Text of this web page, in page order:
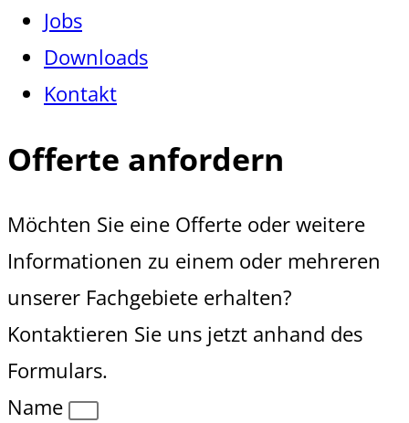
Jobs
Downloads
Kontakt
Offerte anfordern
Möchten Sie eine Offerte oder weitere
Informationen zu einem oder mehreren
unserer Fachgebiete erhalten?
Kontaktieren Sie uns jetzt anhand des
Formulars.
Name